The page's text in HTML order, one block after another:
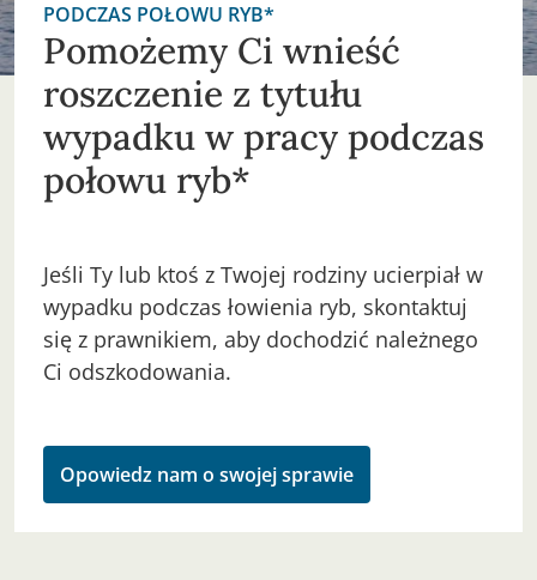
PODCZAS POŁOWU RYB*
Pomożemy Ci wnieść
roszczenie z tytułu
wypadku w pracy podczas
połowu ryb*
Jeśli Ty lub ktoś z Twojej rodziny ucierpiał w
wypadku podczas łowienia ryb, skontaktuj
się z prawnikiem, aby dochodzić należnego
Ci odszkodowania.
Opowiedz nam o swojej sprawie